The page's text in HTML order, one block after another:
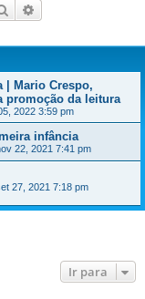
r
Pesquisar
| Mario Crespo,
promoção da leitura
2022 3:59 pm
infância
22, 2021 7:41 pm
27, 2021 7:18 pm
Ir para